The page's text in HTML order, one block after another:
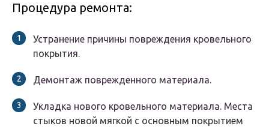
Процедура ремонта:
Устранение причины повреждения кровельного
покрытия.
Демонтаж поврежденного материала.
Укладка нового кровельного материала. Места
стыков новой мягкой с основным покрытием